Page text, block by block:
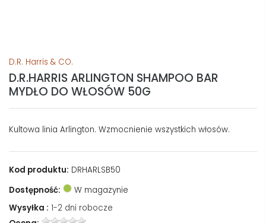
D.R. Harris & CO.
D.R.HARRIS ARLINGTON SHAMPOO BAR
MYDŁO DO WŁOSÓW 50G
Kultowa linia Arlington. Wzmocnienie wszystkich włosów.
Kod produktu: DRHARLSB50
Dostępność:
W magazynie
Wysyłka : 1-2 dni robocze